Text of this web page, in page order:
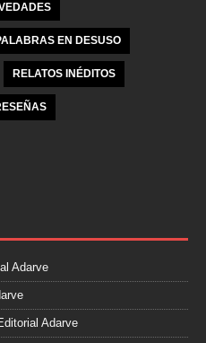
EN DESUSO
RELATOS INÉDITOS
Adarve
Adarve